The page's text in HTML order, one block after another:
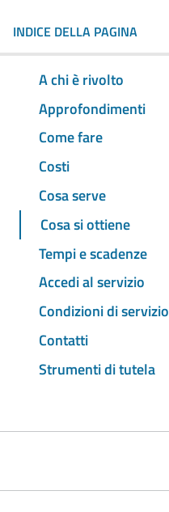
INDICE DELLA PAGINA
A chi è rivolto
Approfondimenti
Come fare
Costi
Cosa serve
Cosa si ottiene
Tempi e scadenze
Accedi al servizio
Condizioni di servizio
Contatti
Strumenti di tutela